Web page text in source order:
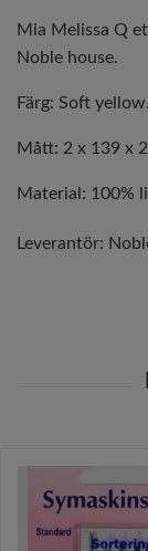
Mia Melissa Q
Noble house.
Färg: Soft yellow.
Mått: 2 x 139 x
Material: 100%
Leverantör: